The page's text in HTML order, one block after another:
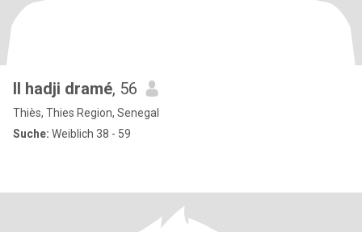
Il hadji dramé, 56
Thiès, Thies Region, Senegal
Suche: Weiblich 38 - 59